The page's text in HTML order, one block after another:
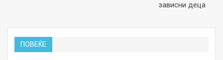
зависни деца
ПОВЕЌЕ